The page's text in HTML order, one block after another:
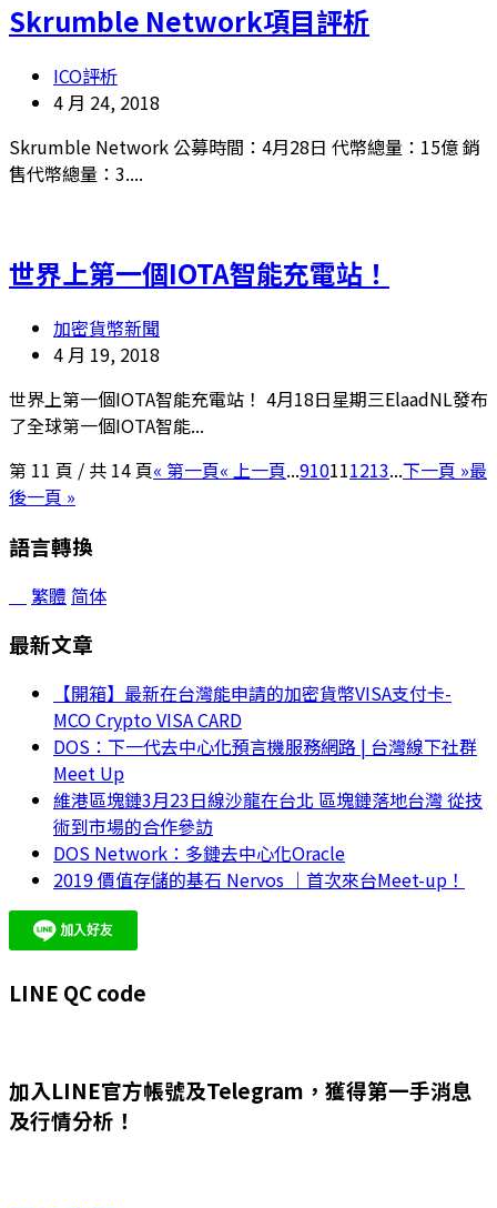
Skrumble Network項目評析
ICO評析
4 月 24, 2018
Skrumble Network 公募時間：4月28日 代幣總量：15億 銷
售代幣總量：3....
世界上第一個IOTA智能充電站！
加密貨幣新聞
4 月 19, 2018
世界上第一個IOTA智能充電站！ 4月18日星期三ElaadNL發布
了全球第一個IOTA智能...
第 11 頁 / 共 14 頁« 第一頁« 上一頁...910111213...下一頁 »最
後一頁 »
語言轉換
繁體 简体
最新文章
【開箱】最新在台灣能申請的加密貨幣VISA支付卡-
MCO Crypto VISA CARD
DOS：下一代去中心化預言機服務網路 | 台灣線下社群
Meet Up
維港區塊鏈3月23日線沙龍在台北 區塊鏈落地台灣 從技
術到市場的合作參訪
DOS Network：多鏈去中心化Oracle
2019 價值存儲的基石 Nervos ｜首次來台Meet-up！
LINE QC code
加入LINE官方帳號及Telegram，獲得第一手消息
及行情分析！